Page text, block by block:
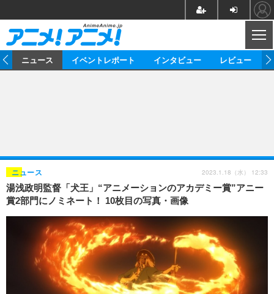
ゲーム グッズ
海外イベント ビジネス
俳優・タレント アーティスト
ビジネス
アニメ 実写
書評 イベント
ゲーム 座談会
動画
アニメ 映画/ドラマ
アニメ！アニメ！TV ABEMA Cafe
連載・コラム
ニュース イベントレポート インタビュー レビュー
湯浅政明監督「犬王」“アニメーションのアカデミー賞”アニー
賞2部門にノミネート！ 10枚目の写真・画像
ニュース 2023.1.18（水） 12:33